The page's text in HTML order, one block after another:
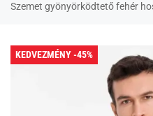
Szemet gyönyörködtető fehér
KEDVEZMÉNY -45%